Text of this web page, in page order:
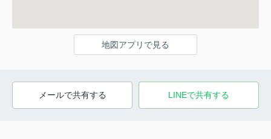
地図アプリで見る
メールで共有する LINEで共有する